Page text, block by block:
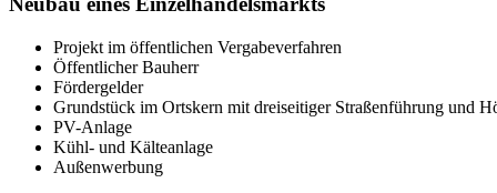
Projekt im öffentlichen Vergabeverfahren
Öffentlicher Bauherr
Fördergelder
Grundstück im Ortskern mit dreiseitiger Straßenführung und
PV-Anlage
Kühl- und Kälteanlage
Außenwerbung